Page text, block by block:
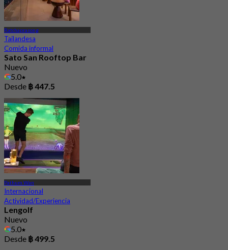
Ratchaprasong
Tailandesa
Comida informal
Sato San Rooftop Bar
Nuevo
5.0
Desde ฿ 447.5
Pathum Wan
Internacional
Actividad/Experiencia
Lengolf
Nuevo
5.0
Desde ฿ 499.5